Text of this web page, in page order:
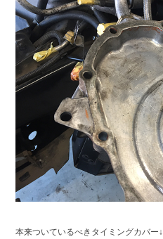
本来ついているべきタイミングカバー↓